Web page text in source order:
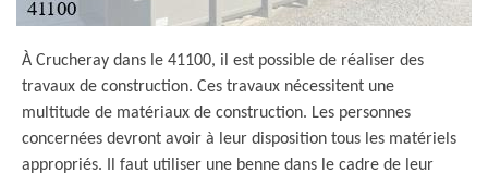
À Crucheray dans le 41100, il est possible de réaliser des
travaux de construction. Ces travaux nécessitent une
multitude de matériaux de construction. Les personnes
concernées devront avoir à leur disposition tous les matériels
appropriés. Il faut utiliser une benne dans le cadre de leur